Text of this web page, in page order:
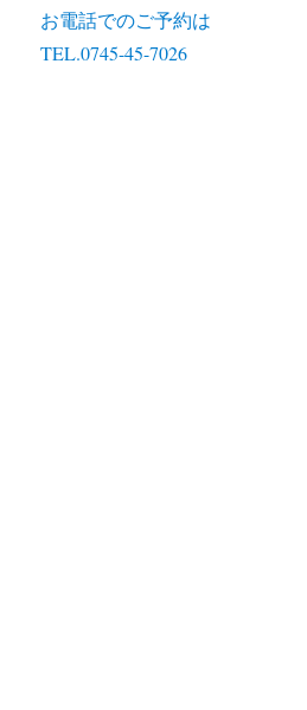
お電話でのご予約は
TEL.0745-45-7026